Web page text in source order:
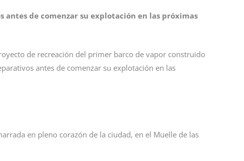
antes de comenzar su explotación en las próximas
de recreación del primer barco de vapor construido
antes de comenzar su explotación en las
en pleno corazón de la ciudad, en el Muelle de las